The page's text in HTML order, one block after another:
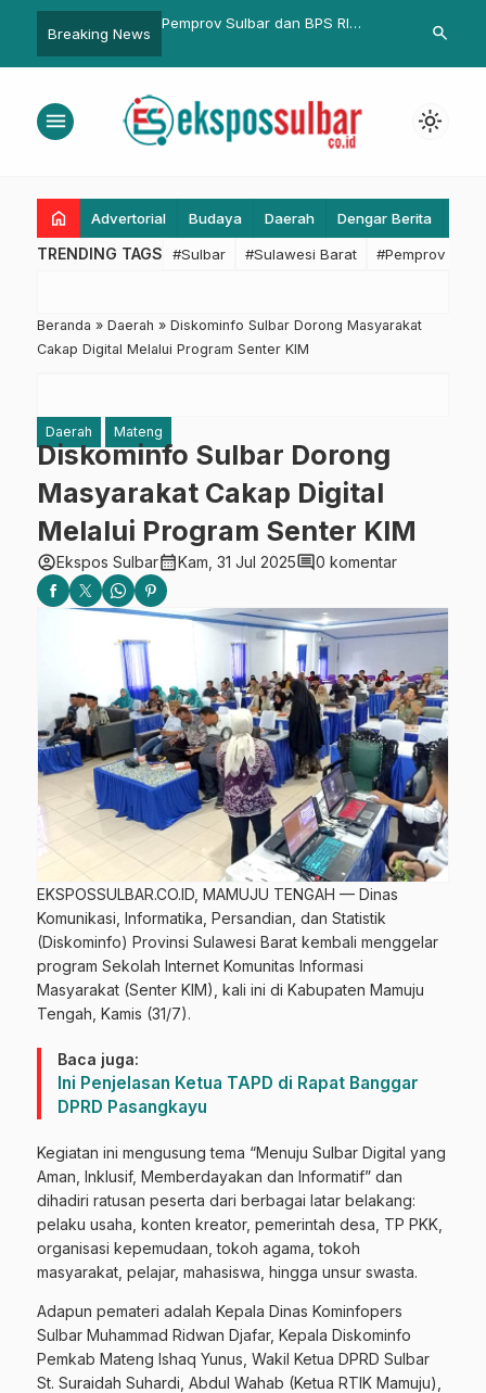
Breaking News
Pembangunan
Data
Sapawarga, SuperApps Solusi
Kesbangpol
Gerindra di
search
menu light_mode
home Advertorial Budaya Daerah Dengar Berita
TRENDING TAGS #Sulbar #Sulawesi Barat #Pemprov
Beranda » Daerah » Diskominfo Sulbar Dorong Masyarakat
Cakap Digital Melalui Program Senter KIM
Daerah Mateng
Diskominfo Sulbar Dorong
Masyarakat Cakap Digital
Melalui Program Senter KIM
account_circleEkspos Sulbarcalendar_monthKam, 31 Jul 2025comment0 komentar
EKSPOSSULBAR.CO.ID, MAMUJU TENGAH — Dinas
Komunikasi, Informatika, Persandian, dan Statistik
(Diskominfo) Provinsi Sulawesi Barat kembali menggelar
program Sekolah Internet Komunitas Informasi
Masyarakat (Senter KIM), kali ini di Kabupaten Mamuju
Tengah, Kamis (31/7).
Baca juga:
Ini Penjelasan Ketua TAPD di Rapat Banggar
DPRD Pasangkayu
Kegiatan ini mengusung tema “Menuju Sulbar Digital yang
Aman, Inklusif, Memberdayakan dan Informatif” dan
dihadiri ratusan peserta dari berbagai latar belakang:
pelaku usaha, konten kreator, pemerintah desa, TP PKK,
organisasi kepemudaan, tokoh agama, tokoh
masyarakat, pelajar, mahasiswa, hingga unsur swasta.
Adapun pemateri adalah Kepala Dinas Kominfopers
Sulbar Muhammad Ridwan Djafar, Kepala Diskominfo
Pemkab Mateng Ishaq Yunus, Wakil Ketua DPRD Sulbar
St. Suraidah Suhardi, Abdul Wahab (Ketua RTIK Mamuju),